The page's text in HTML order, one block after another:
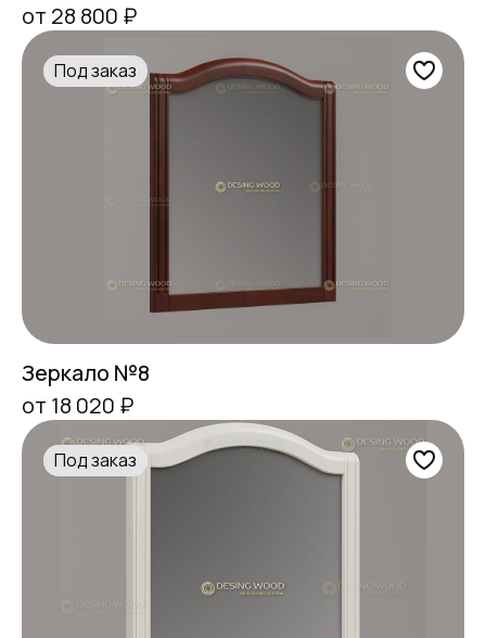
от 28 800 ₽
Под заказ
Зеркало №8
от 18 020 ₽
Под заказ